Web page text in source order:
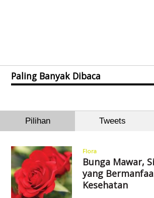
Paling Banyak Dibaca
Pilihan Tweets
Flora
Bunga Mawar,
yang
Kesehatan